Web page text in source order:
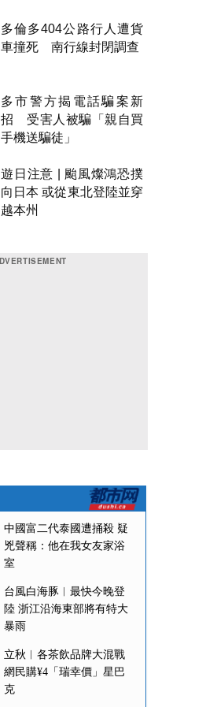
多倫多404公路行人遭貨
車撞死 南行線封閉調查
多市警方揭電話騙案新
招 受害人被騙「親自買
手機送騙徒」
遊日注意 | 颱風燦鴻恐撲
向日本 或從東北登陸並穿
越本州